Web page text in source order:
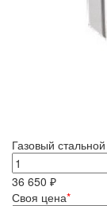
Газовый
36 650 ₽
Своя цена*